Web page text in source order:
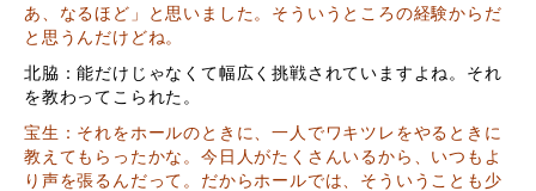
あ、なるほど」と思いました。そういうところの経験からだ
と思うんだけどね。
北脇：能だけじゃなくて幅広く挑戦されていますよね。それ
を教わってこられた。
宝生：それをホールのときに、一人でワキツレをやるときに
教えてもらったかな。今日人がたくさんいるから、いつもよ
り声を張るんだって。だからホールでは、そういうことも少